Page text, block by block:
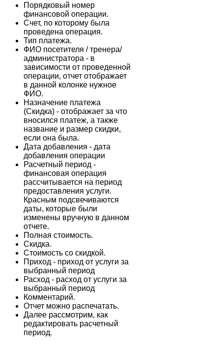
Порядковый номер
финансовой операции.
Счет, по которому была
проведена операция.
Тип платежа.
ФИО посетителя / тренера/
администратора - в
зависимости от проведенной
операции, отчет отображает
в данной колонке нужное
ФИО.
Назначение платежа
(Скидка) - отображает за что
вносился платеж, а также
название и размер скидки,
если она была.
Дата добавления - дата
добавления операции
Расчетный период -
финансовая операция
рассчитывается на период
предоставления услуги.
Красным подсвечиваются
даты, которые были
изменены вручную в данном
отчете.
Полная стоимость.
Скидка.
Стоимость со скидкой.
Приход - приход от услуги за
выбранный период
Расход - расход от услуги за
выбранный период
Комментарий.
Отчет можно распечатать.
Далее рассмотрим, как
редактировать расчетный
период.